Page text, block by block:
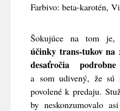
Farbivo: beta-karotén,
Šokujúce na tom
účinky trans-tukov na
desaťročia podrobne
a som udivený, že sú
povolené k predaju.
by neskonzumovalo